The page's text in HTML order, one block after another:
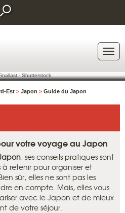
Est > Japon > Guide du Japon
votre voyage au Japon
, ses conseils pratiques sont
à retenir pour organiser et
sûr, elles ne sont pas les
en compte. Mais, elles vous
avec le Japon et de mieux
de votre séjour.